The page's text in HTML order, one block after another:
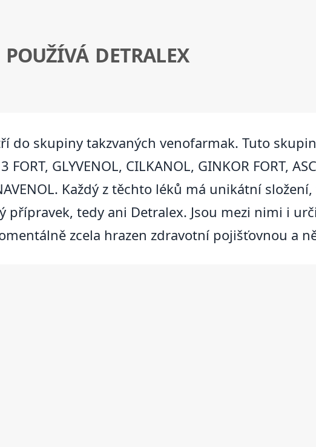
DETRALEX
do skupiny takzvaných venofarmak. Tuto
FORT, GLYVENOL, CILKANOL, GINKOR FORT,
Každý z těchto léků má unikátní
přípravek, tedy ani Detralex. Jsou mezi nimi i
zcela hrazen zdravotní pojišťovnou a